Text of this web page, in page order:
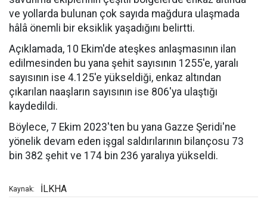
ve yollarda bulunan çok sayıda mağdura ulaşmada
hâlâ önemli bir eksiklik yaşadığını belirtti.
Açıklamada, 10 Ekim'de ateşkes anlaşmasının ilan
edilmesinden bu yana şehit sayısının 1255'e, yaralı
sayısının ise 4.125'e yükseldiği, enkaz altından
çıkarılan naaşların sayısının ise 806'ya ulaştığı
kaydedildi.
Böylece, 7 Ekim 2023'ten bu yana Gazze Şeridi'ne
yönelik devam eden işgal saldırılarının bilançosu 73
bin 382 şehit ve 174 bin 236 yaralıya yükseldi.
Kaynak: İLKHA